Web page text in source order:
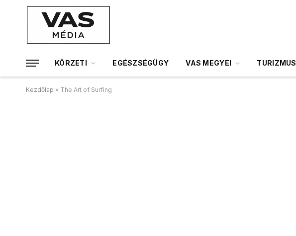
KÖRZETI EGÉSZSÉGÜGY VAS MEGYEI TURIZMUS
Kezdőlap » The Art of Surfing